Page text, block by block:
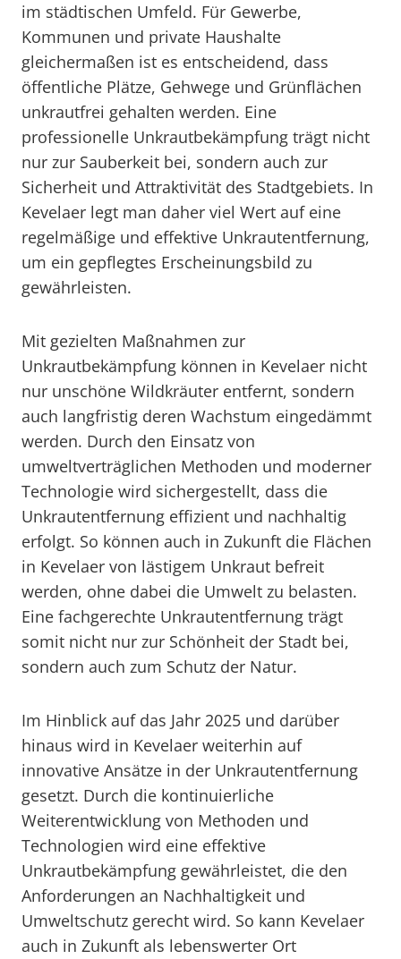
im städtischen Umfeld. Für Gewerbe,
Kommunen und private Haushalte
gleichermaßen ist es entscheidend, dass
öffentliche Plätze, Gehwege und Grünflächen
unkrautfrei gehalten werden. Eine
professionelle Unkrautbekämpfung trägt nicht
nur zur Sauberkeit bei, sondern auch zur
Sicherheit und Attraktivität des Stadtgebiets. In
Kevelaer legt man daher viel Wert auf eine
regelmäßige und effektive Unkrautentfernung,
um ein gepflegtes Erscheinungsbild zu
gewährleisten.
Mit gezielten Maßnahmen zur
Unkrautbekämpfung können in Kevelaer nicht
nur unschöne Wildkräuter entfernt, sondern
auch langfristig deren Wachstum eingedämmt
werden. Durch den Einsatz von
umweltverträglichen Methoden und moderner
Technologie wird sichergestellt, dass die
Unkrautentfernung effizient und nachhaltig
erfolgt. So können auch in Zukunft die Flächen
in Kevelaer von lästigem Unkraut befreit
werden, ohne dabei die Umwelt zu belasten.
Eine fachgerechte Unkrautentfernung trägt
somit nicht nur zur Schönheit der Stadt bei,
sondern auch zum Schutz der Natur.
Im Hinblick auf das Jahr 2025 und darüber
hinaus wird in Kevelaer weiterhin auf
innovative Ansätze in der Unkrautentfernung
gesetzt. Durch die kontinuierliche
Weiterentwicklung von Methoden und
Technologien wird eine effektive
Unkrautbekämpfung gewährleistet, die den
Anforderungen an Nachhaltigkeit und
Umweltschutz gerecht wird. So kann Kevelaer
auch in Zukunft als lebenswerter Ort